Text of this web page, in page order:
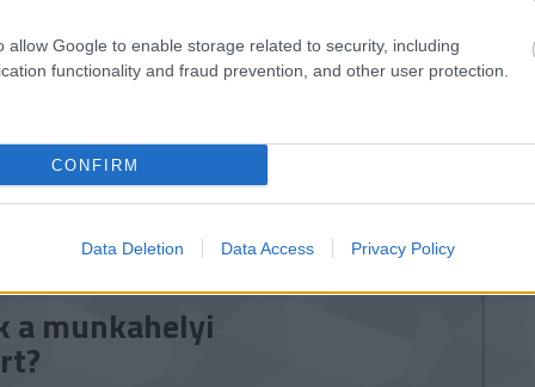
allow Google to enable storage related to security, including
functionality and fraud prevention, and other user protection.
CONFIRM
Data Deletion Data Access Privacy Policy
tovább »
prototípuskészítés
a munkahelyi